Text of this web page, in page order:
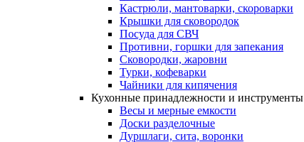
Кастрюли, мантоварки, скороварки
Крышки для сковородок
Посуда для СВЧ
Противни, горшки для запекания
Сковородки, жаровни
Турки, кофеварки
Чайники для кипячения
Кухонные принадлежности и инструменты
Весы и мерные емкости
Доски разделочные
Дуршлаги, сита, воронки